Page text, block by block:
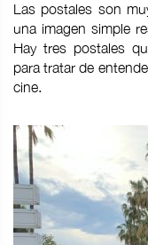
Las postales son
una imagen simple
Hay tres postales
para tratar de
cine.